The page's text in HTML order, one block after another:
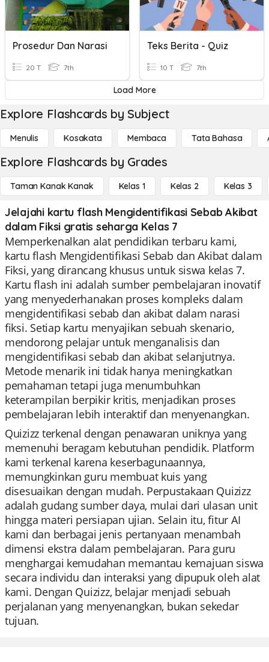
Prosedur Dan Narasi
20 T 7th
Teks Berita - Quiz
10 T 7th
Load More
Explore Flashcards by Subject
Menulis Kosakata Membaca Tata Bahasa
Explore Flashcards by Grades
Taman Kanak Kanak Kelas 1 Kelas 2 Kelas 3
Jelajahi kartu flash Mengidentifikasi Sebab Akibat
dalam Fiksi gratis seharga Kelas 7
Memperkenalkan alat pendidikan terbaru kami,
kartu flash Mengidentifikasi Sebab dan Akibat dalam
Fiksi, yang dirancang khusus untuk siswa kelas 7.
Kartu flash ini adalah sumber pembelajaran inovatif
yang menyederhanakan proses kompleks dalam
mengidentifikasi sebab dan akibat dalam narasi
fiksi. Setiap kartu menyajikan sebuah skenario,
mendorong pelajar untuk menganalisis dan
mengidentifikasi sebab dan akibat selanjutnya.
Metode menarik ini tidak hanya meningkatkan
pemahaman tetapi juga menumbuhkan
keterampilan berpikir kritis, menjadikan proses
pembelajaran lebih interaktif dan menyenangkan.
Quizizz terkenal dengan penawaran uniknya yang
memenuhi beragam kebutuhan pendidik. Platform
kami terkenal karena keserbagunaannya,
memungkinkan guru membuat kuis yang
disesuaikan dengan mudah. Perpustakaan Quizizz
adalah gudang sumber daya, mulai dari ulasan unit
hingga materi persiapan ujian. Selain itu, fitur AI
kami dan berbagai jenis pertanyaan menambah
dimensi ekstra dalam pembelajaran. Para guru
menghargai kemudahan memantau kemajuan siswa
secara individu dan interaksi yang dipupuk oleh alat
kami. Dengan Quizizz, belajar menjadi sebuah
perjalanan yang menyenangkan, bukan sekedar
tujuan.